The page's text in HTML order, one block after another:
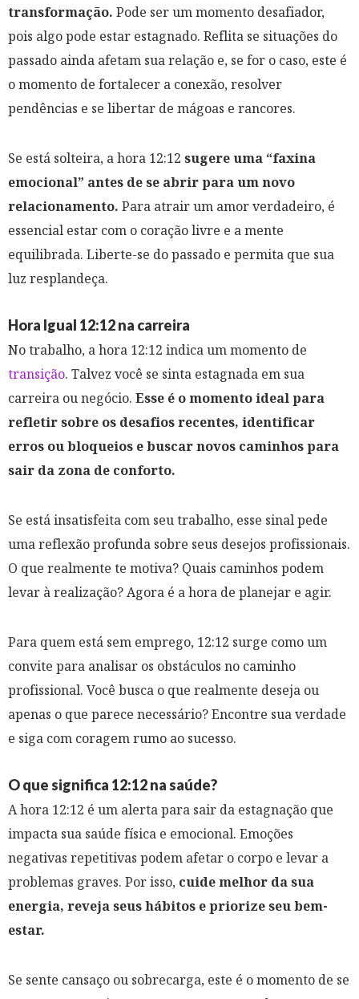
transformação. Pode ser um momento desafiador,
pois algo pode estar estagnado. Reflita se situações do
passado ainda afetam sua relação e, se for o caso, este é
o momento de fortalecer a conexão, resolver
pendências e se libertar de mágoas e rancores.
Se está solteira, a hora 12:12 sugere uma “faxina
emocional” antes de se abrir para um novo
relacionamento. Para atrair um amor verdadeiro, é
essencial estar com o coração livre e a mente
equilibrada. Liberte-se do passado e permita que sua
luz resplandeça.
Hora Igual 12:12 na carreira
No trabalho, a hora 12:12 indica um momento de
transição. Talvez você se sinta estagnada em sua
carreira ou negócio. Esse é o momento ideal para
refletir sobre os desafios recentes, identificar
erros ou bloqueios e buscar novos caminhos para
sair da zona de conforto.
Se está insatisfeita com seu trabalho, esse sinal pede
uma reflexão profunda sobre seus desejos profissionais.
O que realmente te motiva? Quais caminhos podem
levar à realização? Agora é a hora de planejar e agir.
Para quem está sem emprego, 12:12 surge como um
convite para analisar os obstáculos no caminho
profissional. Você busca o que realmente deseja ou
apenas o que parece necessário? Encontre sua verdade
e siga com coragem rumo ao sucesso.
O que significa 12:12 na saúde?
A hora 12:12 é um alerta para sair da estagnação que
impacta sua saúde física e emocional. Emoções
negativas repetitivas podem afetar o corpo e levar a
problemas graves. Por isso, cuide melhor da sua
energia, reveja seus hábitos e priorize seu bem-
estar.
Se sente cansaço ou sobrecarga, este é o momento de se